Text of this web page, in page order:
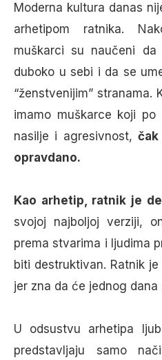
Moderna kultura danas
arhetipom ratnika.
muškarci su naučeni
duboko u sebi i da se
“ženstvenijim” stranama.
imamo muškarce koji
nasilje i agresivnost,
opravdano.
Kao arhetip, ratnik je
svojoj najboljoj verziji,
prema stvarima i ljudima
biti destruktivan. Ratnik
jer zna da će jednog dana
U odsustvu arhetipa
predstavljaju samo